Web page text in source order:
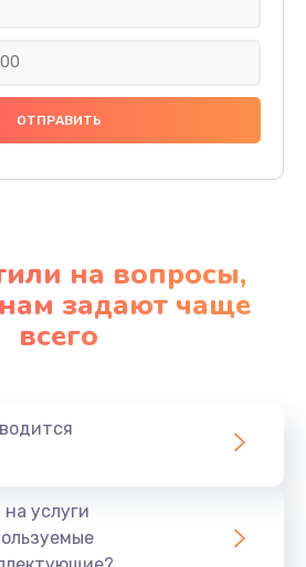
праймера
1000 руб.
Заказать
чистка
Заказать
на вопросы,
задают чаще
всего
услуги